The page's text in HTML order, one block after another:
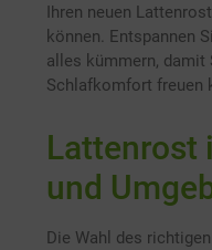
Ihren neuen
können. Entspannen
alles kümmern, damit
Schlafkomfort freuen
Lattenrost
und
Die Wahl des